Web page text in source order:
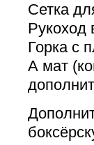
Сетка
Рукоход
Горка с
А мат